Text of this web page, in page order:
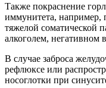
Также покраснение
иммунитета, например,
тяжелой соматической
алкоголем, негативном
В случае заброса
рефлюксе или
носоглотки при